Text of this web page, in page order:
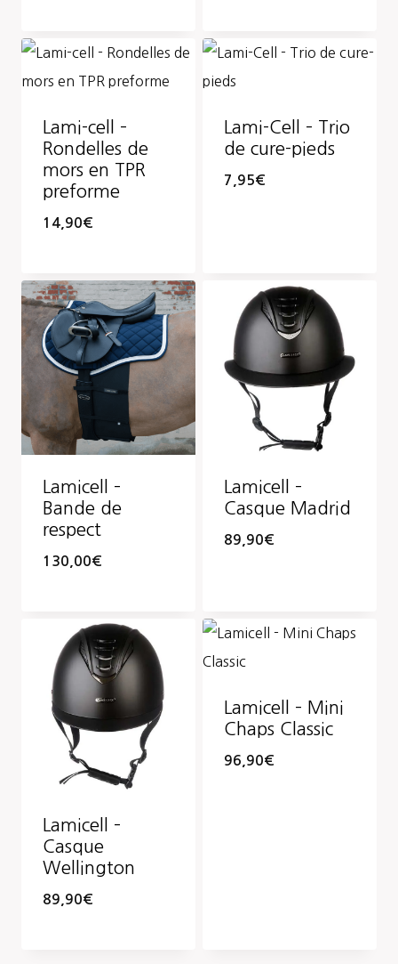
Lami-cell –
Rondelles de
mors en TPR
preforme
14,90€
Lami-Cell – Trio
de cure-pieds
7,95€
Lamicell –
Bande de
respect
130,00€
Lamicell –
Casque Madrid
89,90€
Lamicell –
Casque
Wellington
89,90€
Lamicell – Mini
Chaps Classic
96,90€